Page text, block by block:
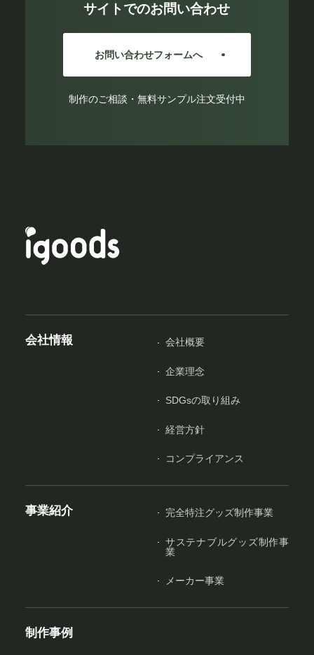
サイトでのお問い合わせ
お問い合わせフォームへ
制作のご相談・無料サンプル注文受付中
会社情報 会社概要
企業理念
SDGsの取り組み
経営方針
コンプライアンス
事業紹介 完全特注グッズ制作事業
サステナブルグッズ制作事
業
メーカー事業
制作事例